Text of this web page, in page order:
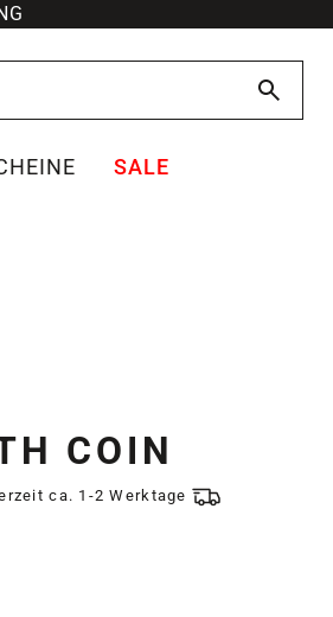
SALE
COIN
ca. 1-2 Werktage